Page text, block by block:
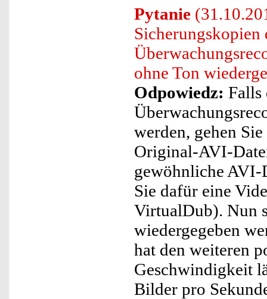
Pytanie
ohne Ton
Odpowiedz: Falls
werden, gehen
Original-AVI-
gewöhnliche AVI-
Sie dafür eine
VirtualDub). Nun
wiedergegeben
hat den weiteren
Geschwindigkeit
Bilder pro